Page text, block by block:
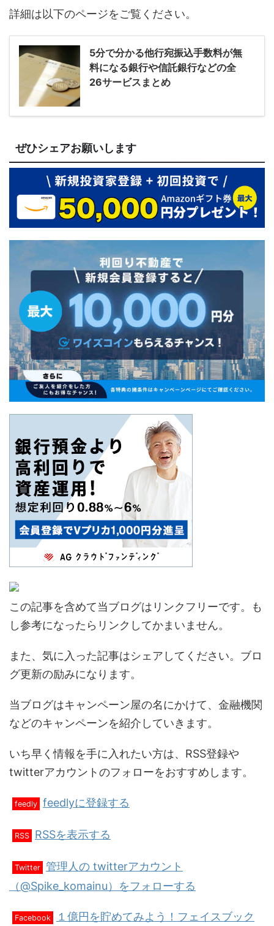
詳細は以下のページをご覧ください。
5分で分かる他行宛振込手数料が無
料になる銀行や信託銀行などの全
26サービスまとめ
ぜひシェアお願いします
この記事を含めて当ブログはリンクフリーです。も
し参考になったらリンクしてかまいません。
また、気に入った記事はシェアしてください。ブロ
グ更新の励みになります。
当ブログはキャンペーン屋の名にかけて、金融機関
などのキャンペーンを紹介していきます。
いち早く情報を手に入れたい方は、RSS登録や
twitterアカウントのフォローをおすすめします。
feedly feedlyに登録する
RSS RSSを表示する
Twitter 管理人の twitterアカウント
（@Spike_komainu）をフォローする
Facebook
１億円を貯めてみよう！フェイスブック